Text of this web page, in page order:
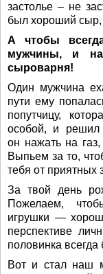
застолье – не
был хороший сыр,
А чтобы
мужчины, и
сыроварня!
Один мужчина
пути ему
попутчицу,
особой, и решил
он нажать на
Выпьем за то,
тебя от приятных
За твой день
Пожелаем,
игрушки —
перспективе
половинка всегда
Вот и стал наш